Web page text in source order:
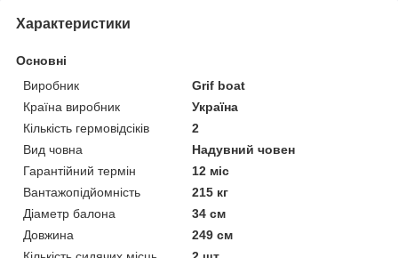
Характеристики
Основні
Виробник
Grif boat
Країна виробник
Україна
Кількість гермовідсіків
2
Вид човна
Надувний човен
Гарантійний термін
12 міс
Вантажопідйомність
215 кг
Діаметр балона
34 см
Довжина
249 см